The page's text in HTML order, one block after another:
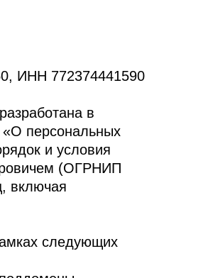
ИНН 772374441590
в
«О персональных
и условия
(ОГРНИП
включая
следующих